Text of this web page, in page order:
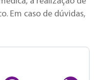
Em caso de dúvidas,